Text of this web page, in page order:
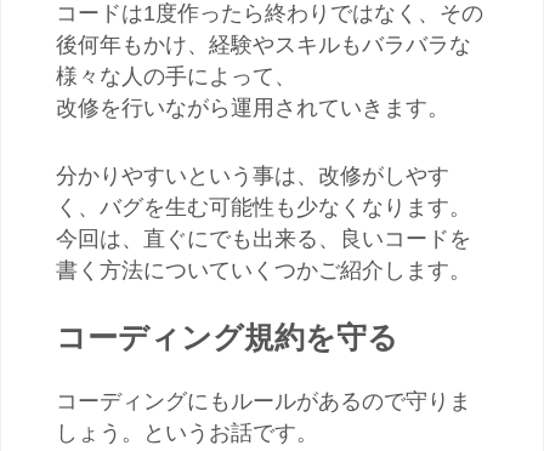
コードは1度作ったら終わりではなく、その
後何年もかけ、経験やスキルもバラバラな
様々な人の手によって、
改修を行いながら運用されていきます。
分かりやすいという事は、改修がしやす
く、バグを生む可能性も少なくなります。
今回は、直ぐにでも出来る、良いコードを
書く方法についていくつかご紹介します。
コーディング規約を守る
コーディングにもルールがあるので守りま
しょう。というお話です。